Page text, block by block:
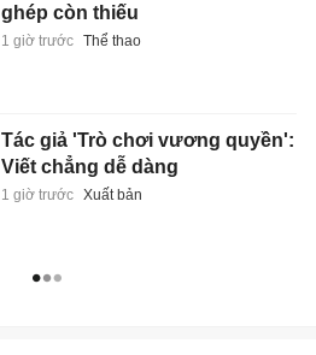
ghép còn thiếu
1 giờ trước Thể thao
Tác giả 'Trò chơi vương quyền':
Viết chẳng dễ dàng
1 giờ trước Xuất bản